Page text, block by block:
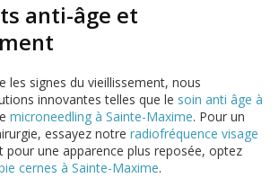
anti-âge et
les signes du vieillissement, nous
innovantes telles que le soin anti âge à
microneedling à Sainte-Maxime. Pour un
essayez notre radiofréquence visage
pour une apparence plus reposée, optez
cernes à Sainte-Maxime.